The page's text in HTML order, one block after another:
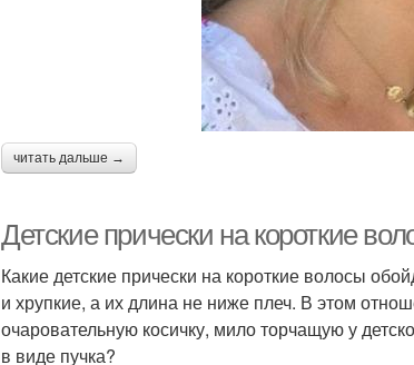
читать дальше →
Детские прически на короткие
Какие детские прически на короткие волосы
и хрупкие, а их длина не ниже плеч. В этом
очаровательную косичку, мило торчащую у
в виде пучка?